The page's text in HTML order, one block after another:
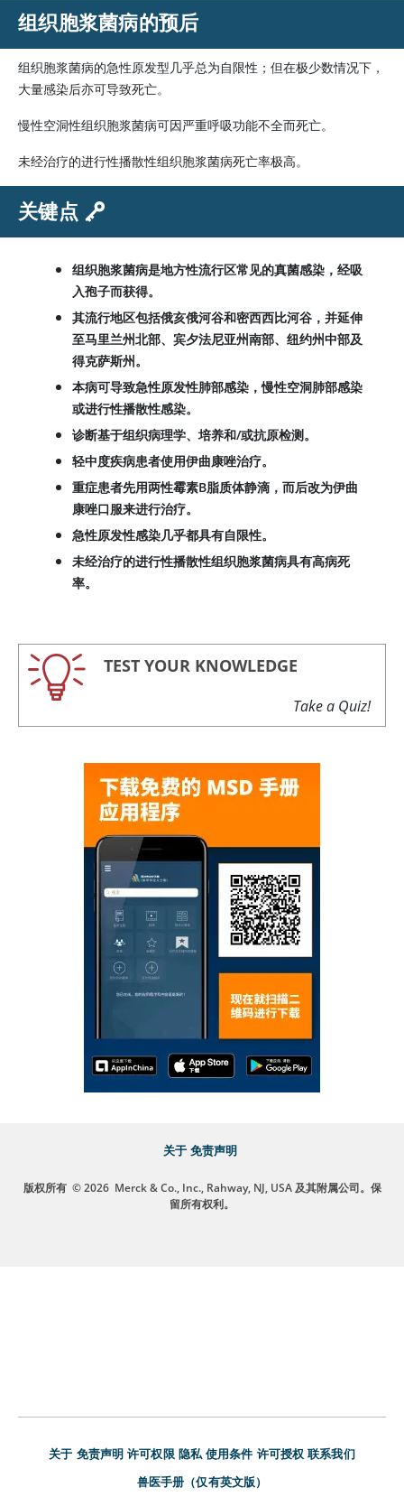
组织胞浆菌病的预后
组织胞浆菌病的急性原发型几乎总为自限性；但在极少数情况下，
大量感染后亦可导致死亡。
慢性空洞性组织胞浆菌病可因严重呼吸功能不全而死亡。
未经治疗的进行性播散性组织胞浆菌病死亡率极高。
关键点
组织胞浆菌病是地方性流行区常见的真菌感染，经吸
入孢子而获得。
其流行地区包括俄亥俄河谷和密西西比河谷，并延伸
至马里兰州北部、宾夕法尼亚州南部、纽约州中部及
得克萨斯州。
本病可导致急性原发性肺部感染，慢性空洞肺部感染
或进行性播散性感染。
诊断基于组织病理学、培养和/或抗原检测。
轻中度疾病患者使用伊曲康唑治疗。
重症患者先用两性霉素B脂质体静滴，而后改为伊曲
康唑口服来进行治疗。
急性原发性感染几乎都具有自限性。
未经治疗的进行性播散性组织胞浆菌病具有高病死
率。
TEST YOUR KNOWLEDGE
Take a Quiz!
关于 免责声明
版权所有 © 2026 Merck & Co., Inc., Rahway, NJ, USA 及其附属公司。保
留所有权利。
关于 免责声明 许可权限 隐私 使用条件 许可授权 联系我们
兽医手册（仅有英文版）